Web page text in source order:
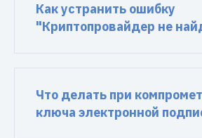
Как устранить ошибку
"Криптопровайдер не
Что делать при
ключа электронной